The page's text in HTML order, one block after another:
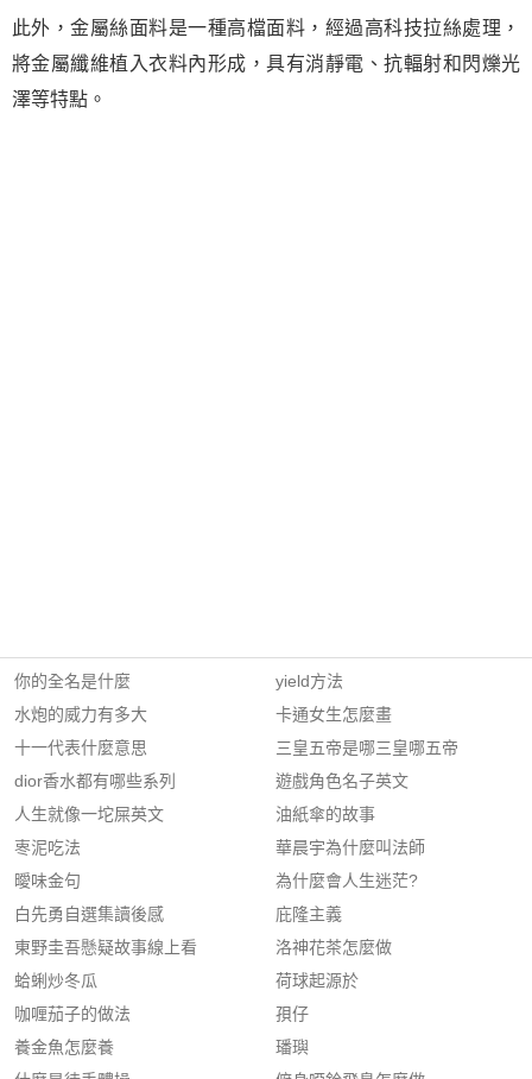
此外，金屬絲面料是一種高檔面料，經過高科技拉絲處理，
將金屬纖維植入衣料內形成，具有消靜電、抗輻射和閃爍光
澤等特點。
你的全名是什麼
水炮的威力有多大
十一代表什麼意思
dior香水都有哪些系列
人生就像一坨屎英文
栆泥吃法
曖味金句
白先勇自選集讀後感
東野圭吾懸疑故事線上看
蛤蜊炒冬瓜
咖喱茄子的做法
養金魚怎麼養
yield方法
卡通女生怎麼畫
三皇五帝是哪三皇哪五帝
遊戲角色名子英文
油紙傘的故事
華晨宇為什麼叫法師
為什麼會人生迷茫?
庇隆主義
洛神花茶怎麼做
荷球起源於
孭仔
璠璵